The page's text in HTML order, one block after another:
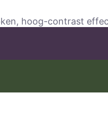
hoog-contrast